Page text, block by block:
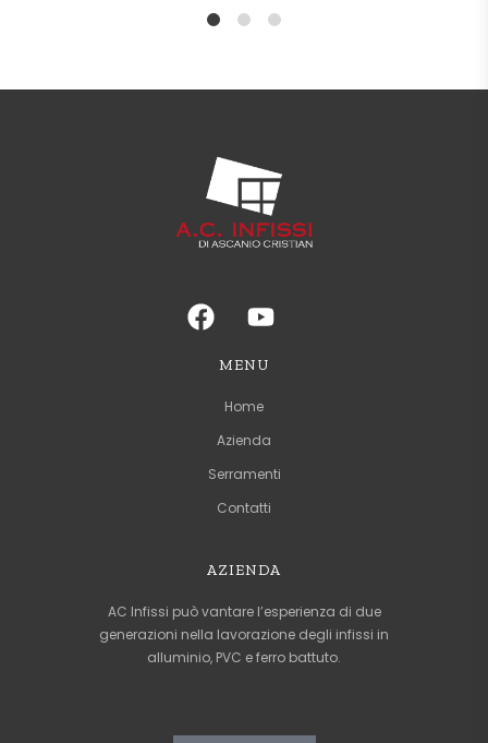
MENU
Home
Azienda
Serramenti
Contatti
AZIENDA
AC Infissi può vantare l’esperienza di due
generazioni nella lavorazione degli infissi in
alluminio, PVC e ferro battuto.